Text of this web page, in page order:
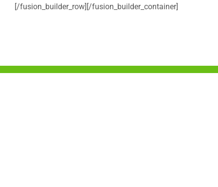
[/fusion_builder_row][/fusion_builder_container]